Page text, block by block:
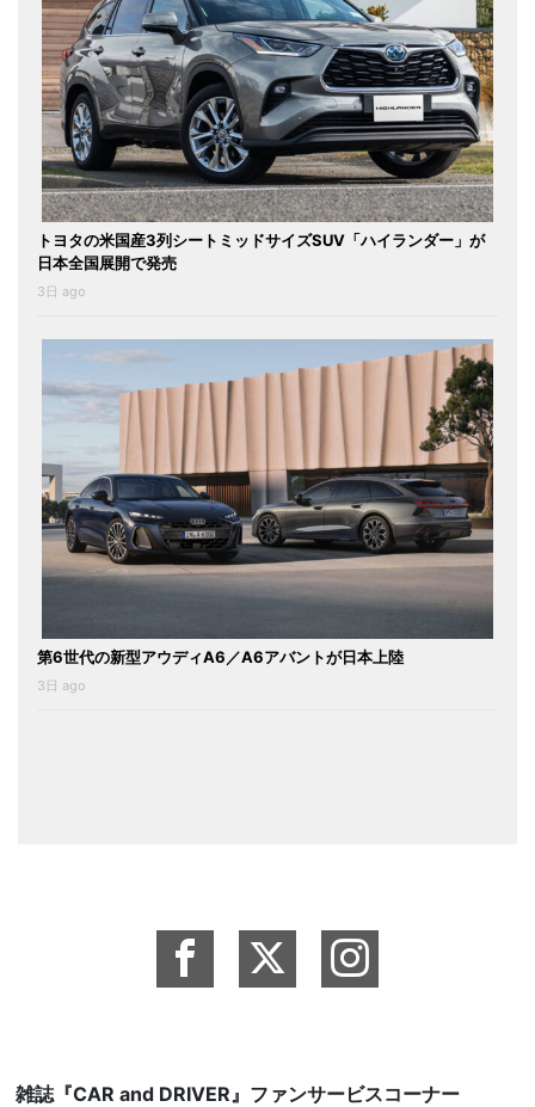
トヨタの米国産3列シートミッドサイズSUV「ハイランダー」が
日本全国展開で発売
3日 ago
第6世代の新型アウディA6／A6アバントが日本上陸
3日 ago
雑誌『CAR and DRIVER』ファンサービスコーナー